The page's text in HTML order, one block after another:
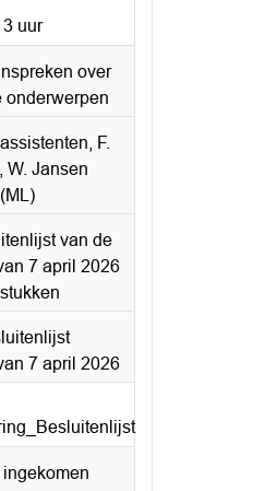
uur
over
onderwerpen
F.
W. Jansen
van de
7 april 2026
7 april 2026